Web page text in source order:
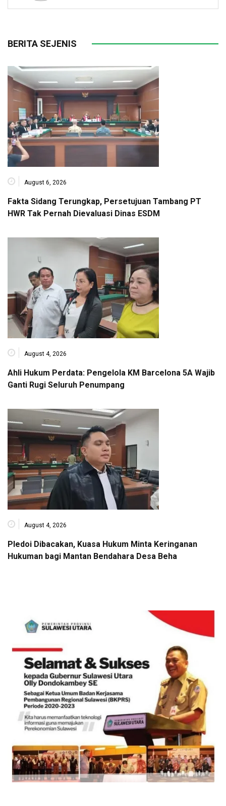
BERITA SEJENIS
August 6, 2026
Fakta Sidang Terungkap, Persetujuan Tambang PT
HWR Tak Pernah Dievaluasi Dinas ESDM
August 4, 2026
Ahli Hukum Perdata: Pengelola KM Barcelona 5A Wajib
Ganti Rugi Seluruh Penumpang
August 4, 2026
Pledoi Dibacakan, Kuasa Hukum Minta Keringanan
Hukuman bagi Mantan Bendahara Desa Beha